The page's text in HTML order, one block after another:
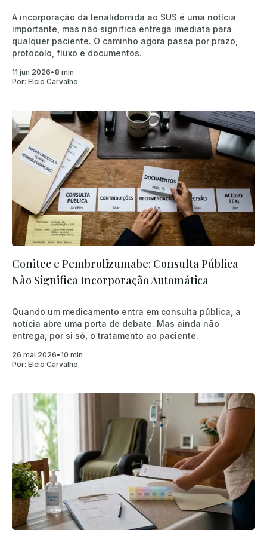
A incorporação da lenalidomida ao SUS é uma notícia
importante, mas não significa entrega imediata para
qualquer paciente. O caminho agora passa por prazo,
protocolo, fluxo e documentos.
11 jun 2026•8 min
Por: Elcio Carvalho
Conitec e Pembrolizumabe: Consulta Pública
Não Significa Incorporação Automática
Quando um medicamento entra em consulta pública, a
notícia abre uma porta de debate. Mas ainda não
entrega, por si só, o tratamento ao paciente.
26 mai 2026•10 min
Por: Elcio Carvalho